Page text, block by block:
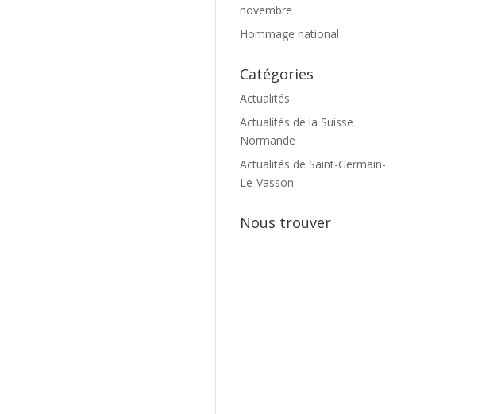
novembre
Hommage national
Catégories
Actualités
Actualités de la Suisse
Normande
Actualités de Saint-Germain-
Le-Vasson
Nous trouver